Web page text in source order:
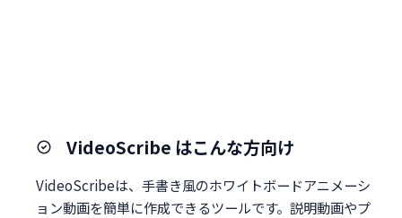
VideoScribe はこんな方向け
VideoScribeは、手書き風のホワイトボードアニメーシ
ョン動画を簡単に作成できるツールです。説明動画やプ